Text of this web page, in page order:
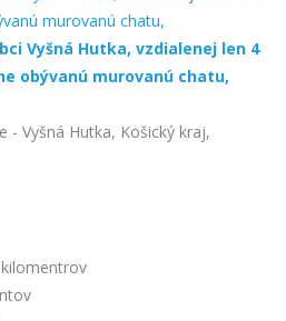
Vyšná Hutka, vzdialenej len 4
obývanú murovanú chatu,
- Vyšná Hutka, Košický kraj,